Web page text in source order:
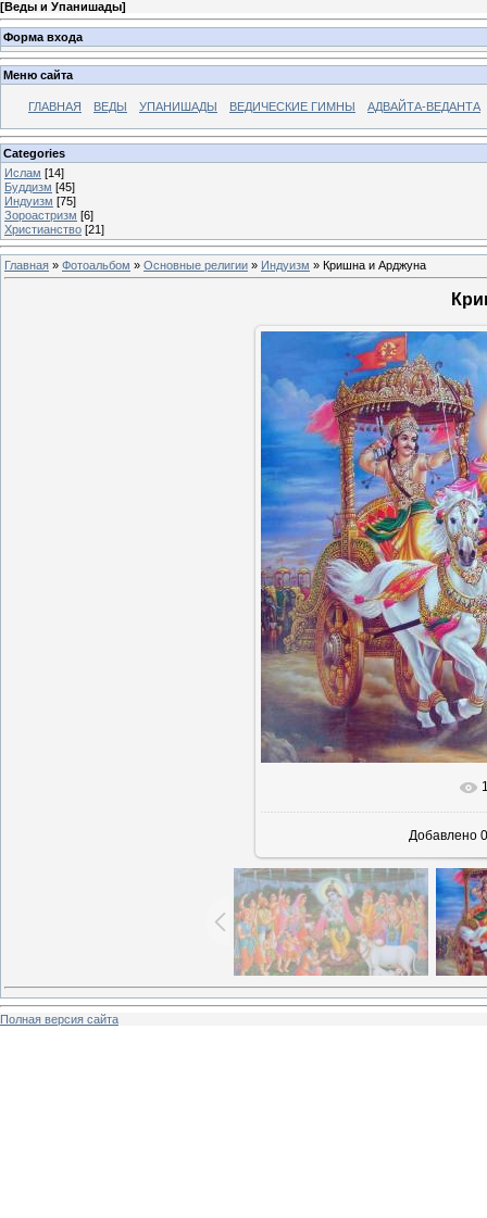
[Веды и Упанишады]
Форма входа
Меню сайта
ГЛАВНАЯ ВЕДЫ УПАНИШАДЫ ВЕДИЧЕСКИЕ ГИМНЫ АДВАЙТА-ВЕДАНТА
Categories
Ислам [14]
Буддизм [45]
Индуизм [75]
Зороастризм [6]
Христианство [21]
Главная » Фотоальбом » Основные религии » Индуизм » Кришна и Арджуна
В
Добавлено
Полная версия сайта